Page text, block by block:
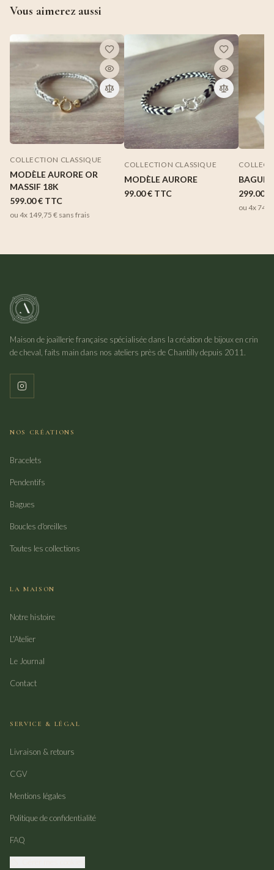
Vous aimerez aussi
COLLECTION CLASSIQUE
MODÈLE AURORE OR
MASSIF 18K
599.00 € TTC
ou 4x 149,75 € sans frais
COLLECTION CLASSIQUE
MODÈLE AURORE
99.00 € TTC
BAGUE
299.00 €
ou 4x
Maison de joaillerie française spécialisée dans la création de bijoux en crin
de cheval, faits main dans nos ateliers près de Chantilly depuis 2011.
NOS CRÉATIONS
Bracelets
Pendentifs
Bagues
Boucles d'oreilles
Toutes les collections
LA MAISON
Notre histoire
L'Atelier
Le Journal
Contact
SERVICE & LÉGAL
Livraison & retours
CGV
Mentions légales
Politique de confidentialité
FAQ